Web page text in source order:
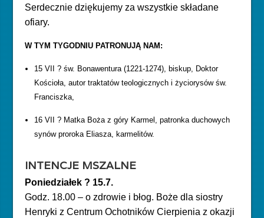
Serdecznie dziękujemy za wszystkie składane
ofiary.
W TYM TYGODNIU PATRONUJĄ NAM:
15 VII ? św. Bonawentura (1221-1274), biskup, Doktor
Kościoła, autor traktatów teologicznych i życiorysów św.
Franciszka,
16 VII ? Matka Boża z góry Karmel, patronka duchowych
synów proroka Eliasza, karmelitów.
INTENCJE MSZALNE
Poniedziałek ? 15.7.
Godz. 18.00 – o zdrowie i błog. Boże dla siostry
Henryki z Centrum Ochotników Cierpienia z okazji